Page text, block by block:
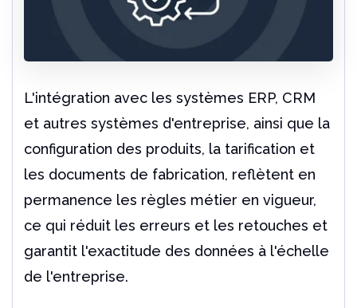
L'intégration avec les systèmes ERP, CRM
et autres systèmes d'entreprise, ainsi que la
configuration des produits, la tarification et
les documents de fabrication, reflètent en
permanence les règles métier en vigueur,
ce qui réduit les erreurs et les retouches et
garantit l'exactitude des données à l'échelle
de l'entreprise.